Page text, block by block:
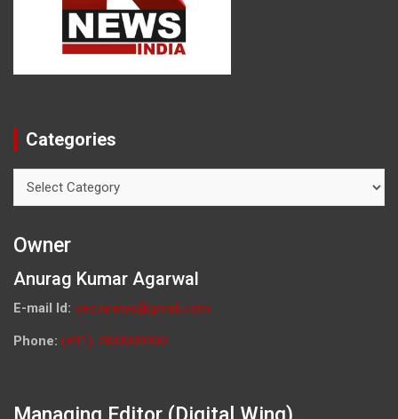
Categories
Owner
Anurag Kumar Agarwal
E-mail Id: ceo.knews@gmail.com
Phone: (+91) 7800009900